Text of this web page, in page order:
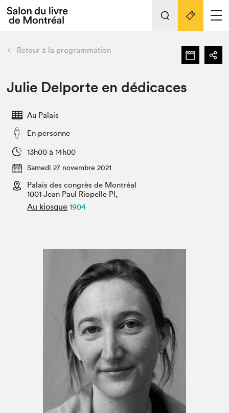
Espace exposant⋅e⋅s
Espace enseignant·e·s
L'événement
Préparer sa visite au Salon
Actualités
SLM PRO
retour Nos activités
Préparer sa visite
Salon au Palais
Projets partenaires
Liens pratiques
Retour à la programmation
Julie Delporte en dédicaces
Au Palais
En personne
13h00 à 14h00
Samedi 27 novembre 2021
Palais des congrès de Montréal
1001 Jean Paul Riopelle Pl,
Au kiosque 1904